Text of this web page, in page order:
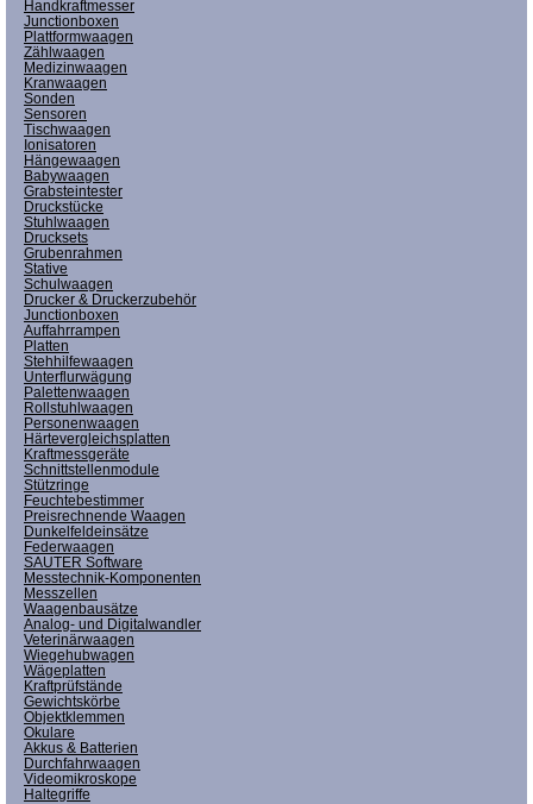
Handkraftmesser
Junctionboxen
Plattformwaagen
Zählwaagen
Medizinwaagen
Kranwaagen
Sonden
Sensoren
Tischwaagen
Ionisatoren
Hängewaagen
Babywaagen
Grabsteintester
Druckstücke
Stuhlwaagen
Drucksets
Grubenrahmen
Stative
Schulwaagen
Drucker & Druckerzubehör
Junctionboxen
Auffahrrampen
Platten
Stehhilfewaagen
Unterflurwägung
Palettenwaagen
Rollstuhlwaagen
Personenwaagen
Härtevergleichsplatten
Kraftmessgeräte
Schnittstellenmodule
Stützringe
Feuchtebestimmer
Preisrechnende Waagen
Dunkelfeldeinsätze
Federwaagen
SAUTER Software
Messtechnik-Komponenten
Messzellen
Waagenbausätze
Analog- und Digitalwandler
Veterinärwaagen
Wiegehubwagen
Wägeplatten
Kraftprüfstände
Gewichtskörbe
Objektklemmen
Okulare
Akkus & Batterien
Durchfahrwaagen
Videomikroskope
Haltegriffe